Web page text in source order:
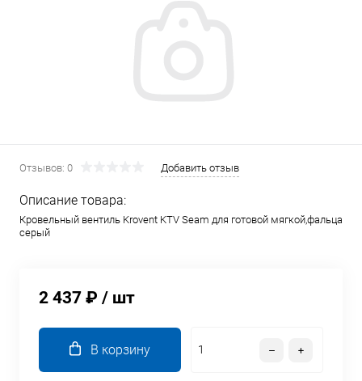
Отзывов: 0 Добавить отзыв
Описание товара:
Кровельный вентиль Krovent KTV Seam для готовой мягкой,фальца
серый
2 437 ₽ / шт
В корзину